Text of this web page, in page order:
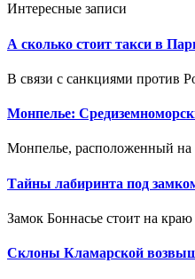
Интересные записи
А сколько стоит такси в
В связи с санкциями против
Монпелье:
Монпелье, расположенный на
Тайны лабиринта под
Замок Боннасье стоит на краю
Склоны Кламарской